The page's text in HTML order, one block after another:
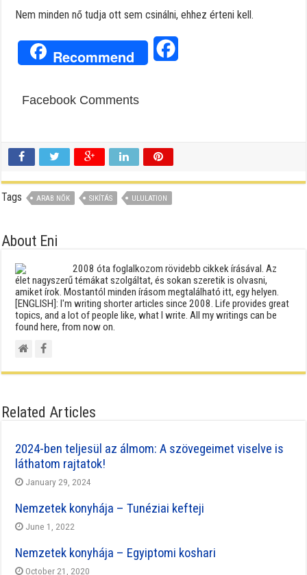
Nem minden nő tudja ott sem csinálni, ehhez érteni kell.
Recommend
Facebook Comments
Tags ARAB NŐK SIKÍTÁS ULULATION
About Eni
2008 óta foglalkozom rövidebb cikkek írásával. Az
élet nagyszerű témákat szolgáltat, és sokan szeretik is olvasni,
amiket írok. Mostantól minden írásom megtalálható itt, egy helyen.
[ENGLISH]: I'm writing shorter articles since 2008. Life provides great
topics, and a lot of people like, what I write. All my writings can be
found here, from now on.
Related Articles
2024-ben teljesül az álmom: A szövegeimet viselve is
láthatom rajtatok!
January 29, 2024
Nemzetek konyhája – Tunéziai kefteji
June 1, 2022
Nemzetek konyhája – Egyiptomi koshari
October 21, 2020